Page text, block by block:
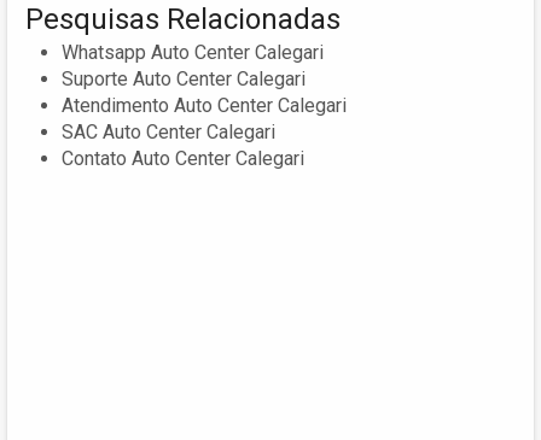
Pesquisas Relacionadas
Whatsapp Auto Center Calegari
Suporte Auto Center Calegari
Atendimento Auto Center Calegari
SAC Auto Center Calegari
Contato Auto Center Calegari